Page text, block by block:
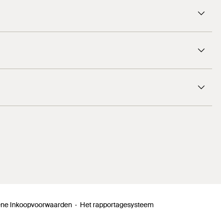
Inkoopvoorwaarden Het rapportagesysteem